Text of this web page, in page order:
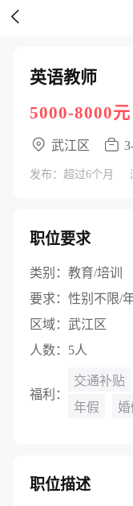

英语教师
5000-8000元
武江区
发布：超过6个月
职位要求
类别： 教育/培训
要求： 性别不限/
区域： 武江区
人数： 5人
福利：
交通补贴
年假
婚
职位描述